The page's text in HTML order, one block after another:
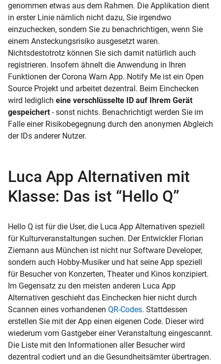
genommen etwas aus dem Rahmen. Die Applikation dient
in erster Linie nämlich nicht dazu, Sie irgendwo
einzuchecken, sondern Sie zu benachrichtigen, wenn Sie
einem Ansteckungsrisiko ausgesetzt waren.
Nichtsdestotrotz können Sie sich damit natürlich auch
registrieren. Insofern ähnelt die Anwendung in Ihren
Funktionen der Corona Warn App. Notify Me ist ein Open
Source Projekt und arbeitet dezentral. Beim Einchecken
wird lediglich eine verschlüsselte ID auf Ihrem Gerät
gespeichert - sonst nichts. Benachrichtigt werden Sie im
Falle einer Risikobegegnung durch den anonymen Abgleich
der IDs anderer Nutzer.
Luca App Alternativen mit
Klasse: Das ist “Hello Q”
Hello Q ist für die User, die Luca App Alternativen speziell
für Kulturveranstaltungen suchen. Der Entwickler Florian
Ziemann aus München ist nicht nur Software Developer,
sondern auch Hobby-Musiker und hat seine App speziell
für Besucher von Konzerten, Theater und Kinos konzipiert.
Im Gegensatz zu den meisten anderen Luca App
Alternativen geschieht das Einchecken hier nicht durch
Scannen eines vorhandenen QR-Codes. Stattdessen
erstellen Sie mit der App einen eigenen Code. Dieser wird
wiederum vom Gastgeber einer Veranstaltung eingescannt.
Die Liste mit den Informationen aller Besucher wird
dezentral codiert und an die Gesundheitsämter übertragen.